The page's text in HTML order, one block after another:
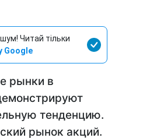
Читай тільки
Google
рынки в
тенденцию.
рынок акций.